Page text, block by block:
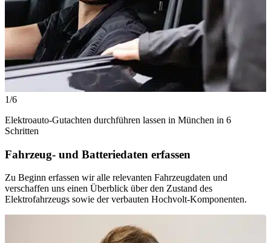
1/6
Elektroauto-Gutachten durchführen lassen in München in 6
Schritten
Fahrzeug- und Batteriedaten erfassen
Zu Beginn erfassen wir alle relevanten Fahrzeugdaten und
verschaffen uns einen Überblick über den Zustand des
Elektrofahrzeugs sowie der verbauten Hochvolt-Komponenten.